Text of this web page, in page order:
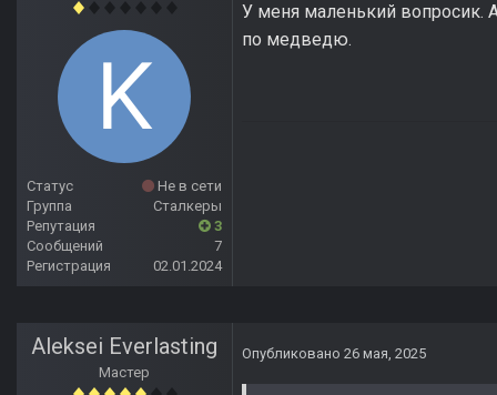
Статус
Не в сети
Группа
Сталкеры
Репутация
3
Сообщений
7
Регистрация
02.01.2024
У меня маленький вопросик.
по медведю.
Aleksei Everlasting
Мастер
Опубликовано 26 мая, 2025